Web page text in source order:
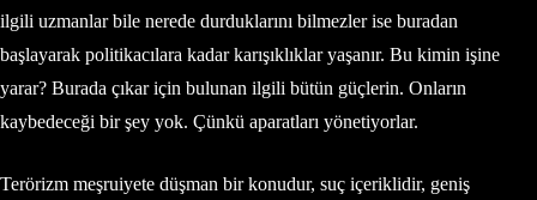
ilgili uzmanlar bile nerede durduklarını bilmezler ise buradan
başlayarak politikacılara kadar karışıklıklar yaşanır. Bu kimin işine
yarar? Burada çıkar için bulunan ilgili bütün güçlerin. Onların
kaybedeceği bir şey yok. Çünkü aparatları yönetiyorlar.
Terörizm meşruiyete düşman bir konudur, suç içeriklidir, geniş